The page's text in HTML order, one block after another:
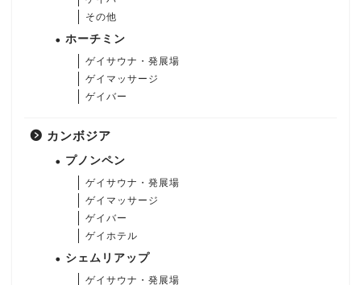
その他
ホーチミン
ゲイサウナ・発展場
ゲイマッサージ
ゲイバー
カンボジア
プノンペン
ゲイサウナ・発展場
ゲイマッサージ
ゲイバー
ゲイホテル
シェムリアップ
ゲイサウナ・発展場